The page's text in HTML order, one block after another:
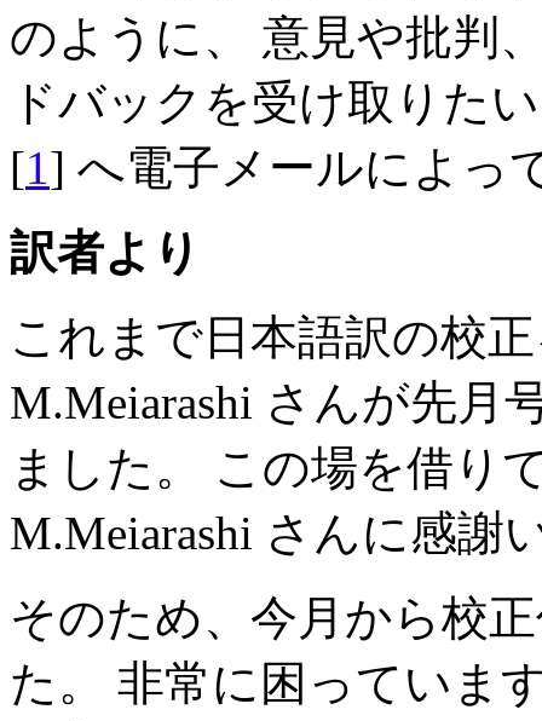
のように、 意見や批判
ドバックを受け取りた
[1] へ電子メールによっ
訳者より
これまで日本語訳の校
M.Meiarashi さんが先月
ました。 この場を借り
M.Meiarashi さんに感謝
そのため、今月から校
た。 非常に困っていま